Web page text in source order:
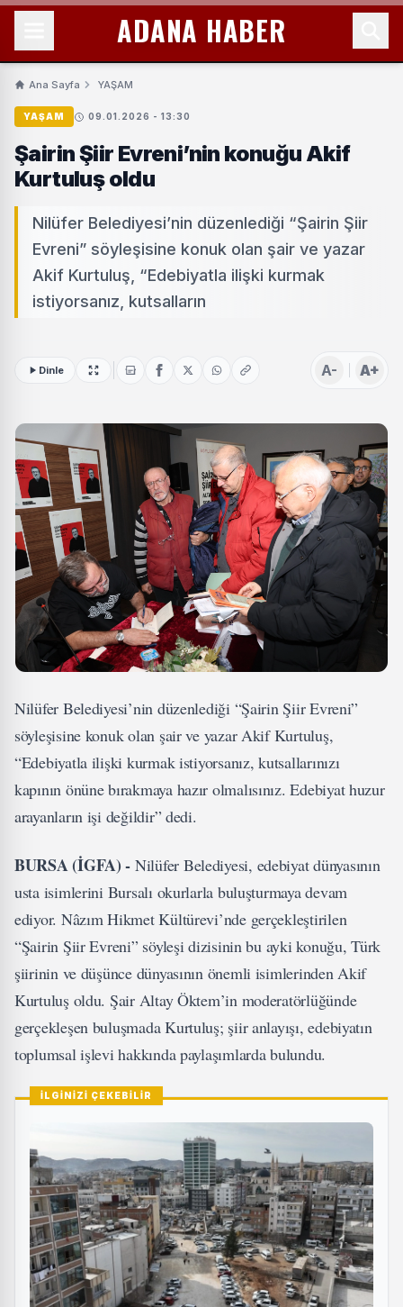
ADANA HABER
Ana Sayfa YAŞAM
YAŞAM 09.01.2026 - 13:30
Şairin Şiir Evreni’nin konuğu Akif
Kurtuluş oldu
Nilüfer Belediyesi’nin düzenlediği “Şairin Şiir
Evreni” söyleşisine konuk olan şair ve yazar
Akif Kurtuluş, “Edebiyatla ilişki kurmak
istiyorsanız, kutsalların
Dinle A- A+
Nilüfer Belediyesi’nin düzenlediği “Şairin Şiir Evreni”
söyleşisine konuk olan şair ve yazar Akif Kurtuluş,
“Edebiyatla ilişki kurmak istiyorsanız, kutsallarınızı
kapının önüne bırakmaya hazır olmalısınız. Edebiyat huzur
arayanların işi değildir” dedi.
BURSA (İGFA) - Nilüfer Belediyesi, edebiyat dünyasının
usta isimlerini Bursalı okurlarla buluşturmaya devam
ediyor. Nâzım Hikmet Kültürevi’nde gerçekleştirilen
“Şairin Şiir Evreni” söyleşi dizisinin bu ayki konuğu, Türk
şiirinin ve düşünce dünyasının önemli isimlerinden Akif
Kurtuluş oldu. Şair Altay Öktem’in moderatörlüğünde
gerçekleşen buluşmada Kurtuluş; şiir anlayışı, edebiyatın
toplumsal işlevi hakkında paylaşımlarda bulundu.
İLGİNİZİ ÇEKEBİLİR